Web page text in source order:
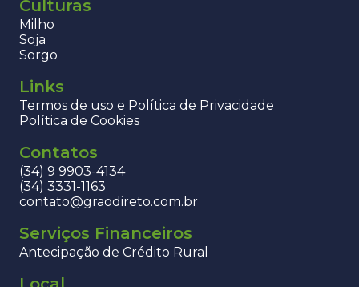
Culturas
Milho
Soja
Sorgo
Links
Termos de uso e Política de Privacidade
Política de Cookies
Contatos
(34) 9 9903-4134
(34) 3331-1163
contato@graodireto.com.br
Serviços Financeiros
Antecipação de Crédito Rural